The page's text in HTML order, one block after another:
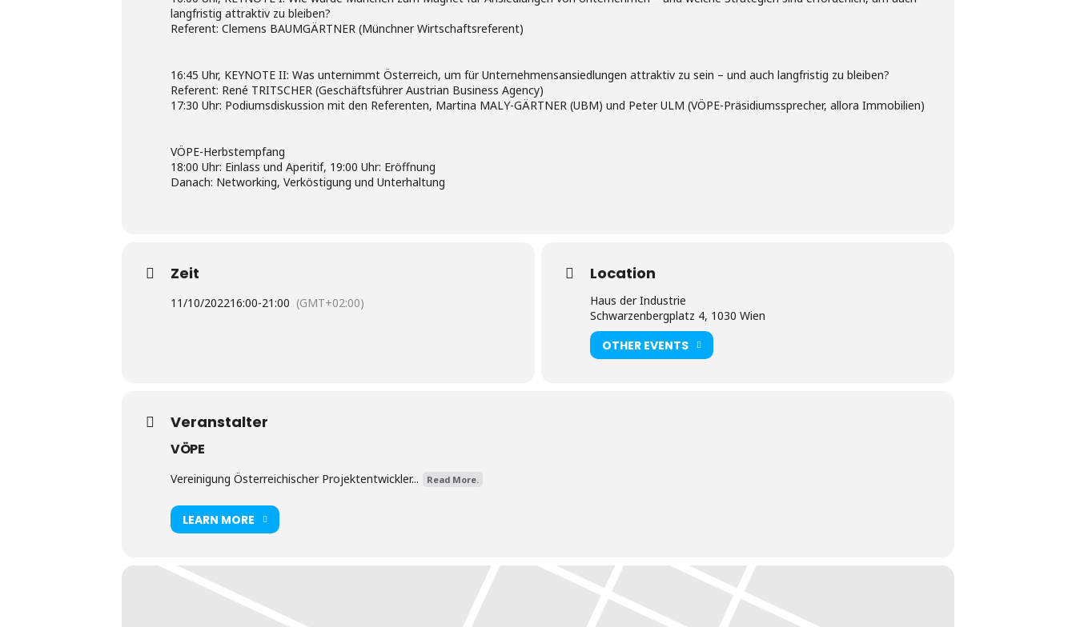
langfristig attraktiv zu bleiben?
Referent: Clemens BAUMGÄRTNER (Münchner Wirtschaftsreferent)
16:45 Uhr, KEYNOTE II: Was unternimmt Österreich, um für Unternehmensansiedlungen attraktiv zu sein – und auch langfristig zu bleiben?
Referent: René TRITSCHER (Geschäftsführer Austrian Business Agency)
17:30 Uhr: Podiumsdiskussion mit den Referenten, Martina MALY-GÄRTNER (UBM) und Peter ULM (VÖPE-Präsidiumssprecher, allora Immobilien)
VÖPE-Herbstempfang
18:00 Uhr: Einlass und Aperitif, 19:00 Uhr: Eröffnung
Danach: Networking, Verköstigung und Unterhaltung
Zeit
11/10/202216:00-21:00 (GMT+02:00)
Location
Haus der Industrie
Schwarzenbergplatz 4, 1030 Wien
OTHER EVENTS
Veranstalter
VÖPE
Vereinigung Österreichischer Projektentwickler... Read More.
LEARN MORE